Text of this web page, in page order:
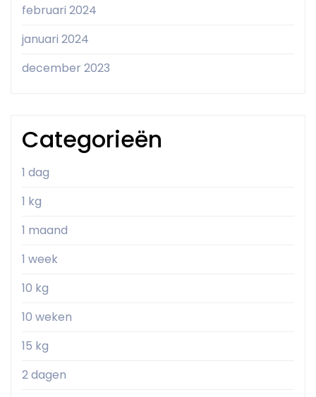
februari 2024
januari 2024
december 2023
Categorieën
1 dag
1 kg
1 maand
1 week
10 kg
10 weken
15 kg
2 dagen